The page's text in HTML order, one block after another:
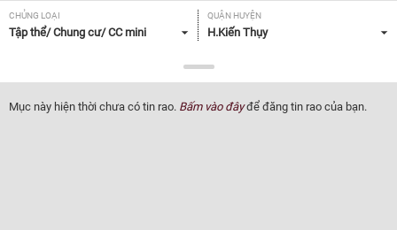
CHỦNG LOẠI
Tập thể/ Chung cư/ CC mini
QUẬN HUYỆN
H.Kiến Thụy
Tất cả
DIỆN TÍCH
Tất cả
SỐ PHÒNG NGỦ TIỆN ÍCH
Mục này hiện thời chưa có tin rao. Bấm vào đâyđể đăng tin rao của bạn.